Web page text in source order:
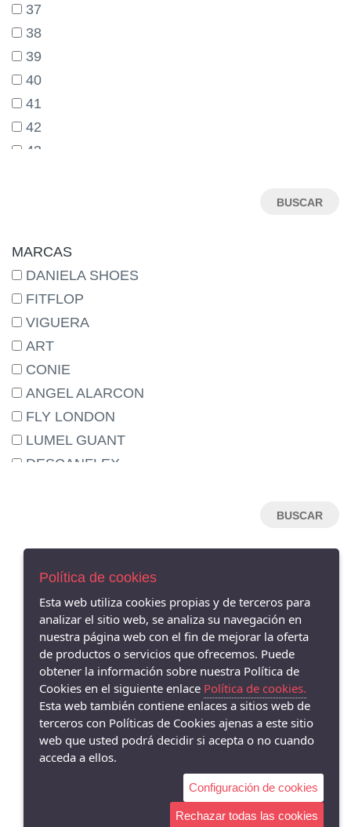
37
38
39
40
41
42
43
MARCAS
DANIELA SHOES
FITFLOP
VIGUERA
ART
CONIE
ANGEL ALARCON
FLY LONDON
LUMEL GUANT
DESCANFLEX
ARGENTA
CLARA RUBIO
CALLAGHAN
AURELIAS
DRUCKER
GAIMO
PIESANTO
DANSI
POLÍTICA DE COOKIES
ENVÍOS Y DEVOLUCIONES
PAGO SEGURO
Política de cookies
Esta web utiliza cookies propias y de terceros para
analizar el sitio web, se analiza su navegación en
nuestra página web con el fin de mejorar la oferta
de productos o servicios que ofrecemos. Puede
obtener la información sobre nuestra Política de
Cookies en el siguiente enlace Política de cookies.
Esta web también contiene enlaces a sitios web de
terceros con Políticas de Cookies ajenas a este sitio
web que usted podrá decidir si acepta o no cuando
acceda a ellos.
Configuración de cookies
Rechazar todas las cookies